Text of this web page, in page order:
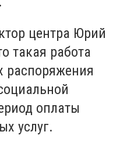
центра Юрий
такая работа
распоряжения
оплаты
услуг.